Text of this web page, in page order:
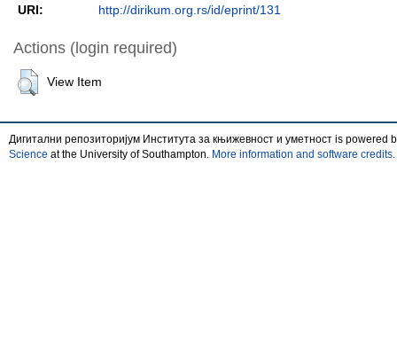
URI: http://dirikum.org.rs/id/eprint/131
Actions (login required)
View Item
Дигитални репозиторијум Института за књижевност и уметност is powered
Science at the University of Southampton. More information and software credits.